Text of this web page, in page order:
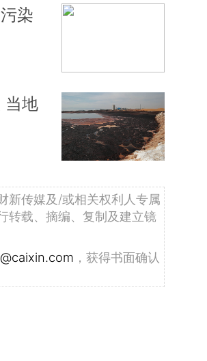
染
当地
新传媒及/或相关权利人专属
转载、摘编、复制及建立镜
，获得书面确认